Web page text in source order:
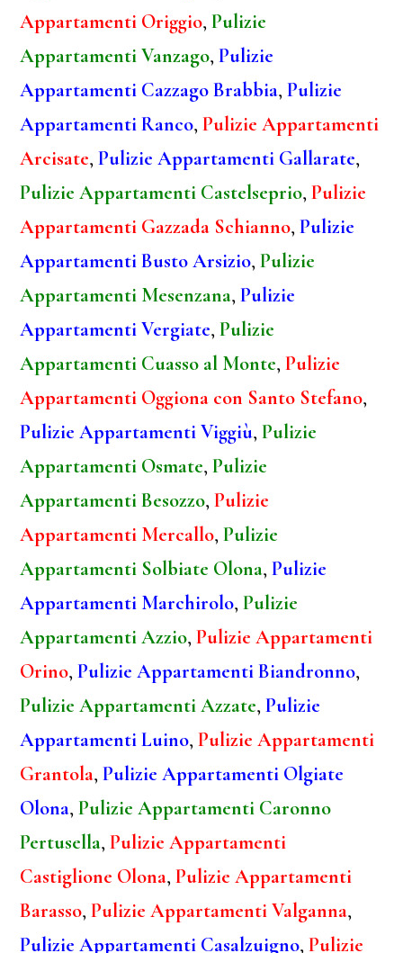
Appartamenti Origgio,Pulizie
Appartamenti Vanzago,Pulizie
Appartamenti Cazzago Brabbia,Pulizie
Appartamenti Ranco,Pulizie Appartamenti
Arcisate,Pulizie Appartamenti Gallarate,
Pulizie Appartamenti Castelseprio,Pulizie
Appartamenti Gazzada Schianno,Pulizie
Appartamenti Busto Arsizio,Pulizie
Appartamenti Mesenzana,Pulizie
Appartamenti Vergiate,Pulizie
Appartamenti Cuasso al Monte,Pulizie
Appartamenti Oggiona con Santo Stefano,
Pulizie Appartamenti Viggiù,Pulizie
Appartamenti Osmate,Pulizie
Appartamenti Besozzo,Pulizie
Appartamenti Mercallo,Pulizie
Appartamenti Solbiate Olona,Pulizie
Appartamenti Marchirolo,Pulizie
Appartamenti Azzio,Pulizie Appartamenti
Orino,Pulizie Appartamenti Biandronno,
Pulizie Appartamenti Azzate,Pulizie
Appartamenti Luino,Pulizie Appartamenti
Grantola,Pulizie Appartamenti Olgiate
Olona,Pulizie Appartamenti Caronno
Pertusella,Pulizie Appartamenti
Castiglione Olona,Pulizie Appartamenti
Barasso,Pulizie Appartamenti Valganna,
Pulizie Appartamenti Casalzuigno,Pulizie